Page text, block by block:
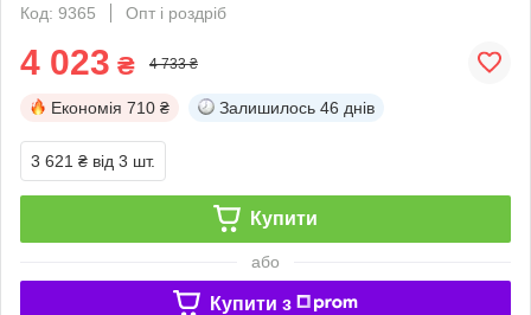
Код: 9365
Опт і роздріб
4 023 ₴ 4 733 ₴
Економія 710 ₴ Залишилось 46 днів
3 621 ₴ від 3 шт.
Купити
або
Купити з